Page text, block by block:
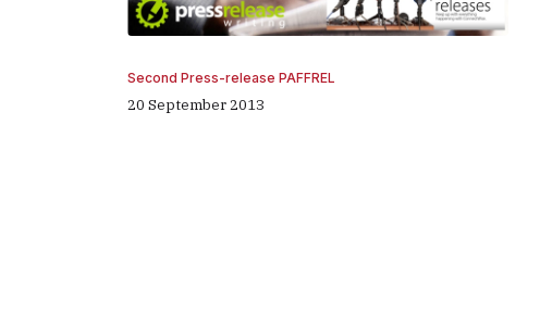
Second Press-release PAFFREL
20 September 2013